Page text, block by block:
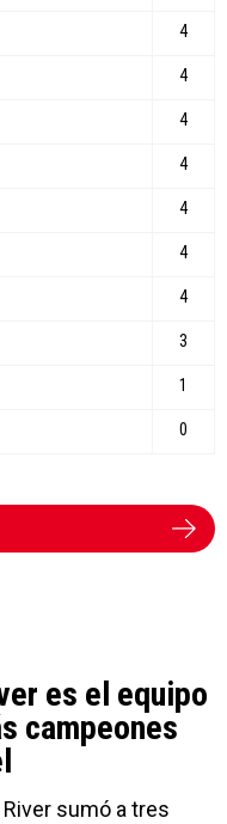
es el equipo
campeones
sumó a tres